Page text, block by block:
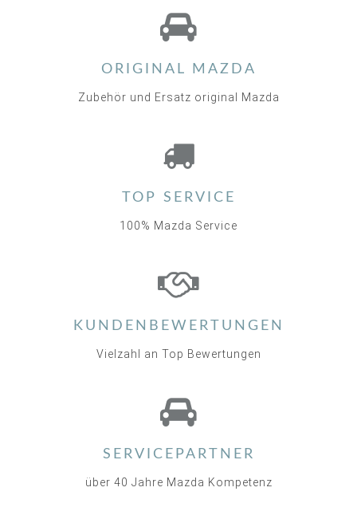
ORIGINAL MAZDA
Zubehör und Ersatz original Mazda
TOP SERVICE
100% Mazda Service
KUNDENBEWERTUNGEN
Vielzahl an Top Bewertungen
SERVICEPARTNER
über 40 Jahre Mazda Kompetenz